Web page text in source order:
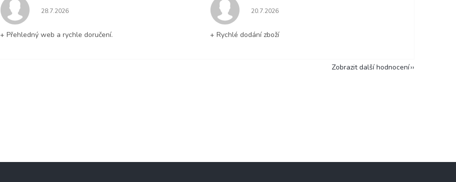
Hodnocení obchodu je 5 z 5 hvězdiček.
28.7.2026
+ Přehledný web a rychle doručení.
Hodnocení obchodu je 5 z 5 hvězdiček.
20.7.2026
+ Rychlé dodání zboží
Zobrazit další hodnocení